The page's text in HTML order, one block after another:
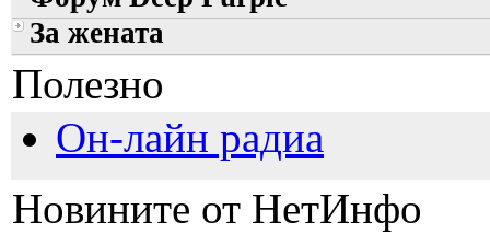
За жената
Полезно
Он-лайн радиа
Новините от НетИнфо